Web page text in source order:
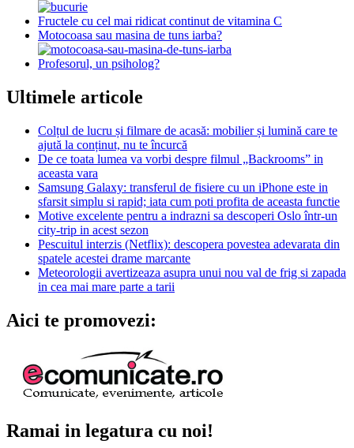
Fructele cu cel mai ridicat continut de vitamina C
Motocoasa sau masina de tuns iarba?
Profesorul, un psiholog?
Ultimele articole
Colțul de lucru și filmare de acasă: mobilier și lumină care te
ajută la conținut, nu te încurcă
De ce toata lumea va vorbi despre filmul „Backrooms” in
aceasta vara
Samsung Galaxy: transferul de fisiere cu un iPhone este in
sfarsit simplu si rapid; iata cum poti profita de aceasta functie
Motive excelente pentru a indrazni sa descoperi Oslo într-un
city-trip in acest sezon
Pescuitul interzis (Netflix): descopera povestea adevarata din
spatele acestei drame marcante
Meteorologii avertizeaza asupra unui nou val de frig si zapada
in cea mai mare parte a tarii
Aici te promovezi:
Ramai in legatura cu noi!